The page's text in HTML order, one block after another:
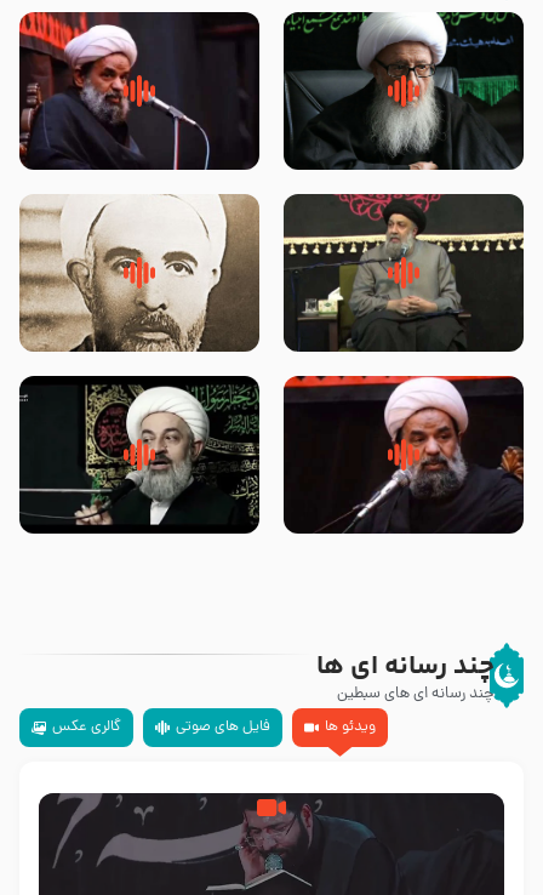
زوّار اربعین امام حسین (علیه
السلام) با این اشتیاق به زیارت
روضه جانسوز پاره های جگر امام
حسن مجتبی علیه السلام-حجت
لقب حضرت رقیه سلام الله علیها به
چه معناست – حجت الاسلام علوی
روضه‌ی مجلس یزید ملعون و
اسارت اهل‌بیت علیهم‌السلام –
محدث زاده
سلام جوانی که امام حسین علیه
السلام خودش جوابش را دادند
زیارتی که اسباب رزق زیاد و عمر
طولانی است حجت السلام حسین
چند رسانه ای ها
چند رسانه ای های سبطین
ویدئو ها
فایل های صوتی گالری عکس